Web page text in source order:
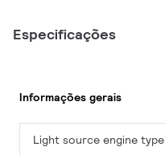
Especificações
Informações gerais
Light source engine type